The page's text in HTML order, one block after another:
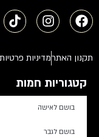
תקנון האתרמדיניות פרטיות
קטגוריות חמות
בושם לאישה
בושם לגבר